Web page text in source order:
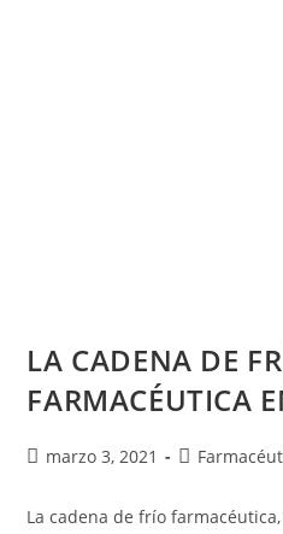
LA CADENA DE
FARMACÉUTICA
marzo 3, 2021
La cadena de frío